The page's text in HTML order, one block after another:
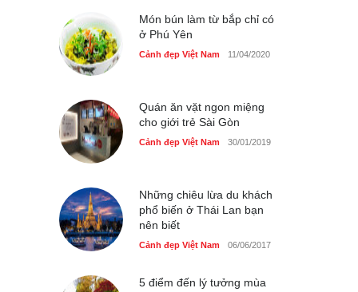
40 xe ôtô du lịch tự lái đầu
tiên qua cửa khẩu Móng Cái
Thực hư cây cầu gỗ dài
nhất Việt Nam bị ‘xóa sổ’
sau lũ
Bún cá thố và bánh canh
cốt dừa miền Tây ở Sài Gòn
Cảnh đẹp Việt Nam
dân dã ở Sài Gòn
Món bún làm từ bắp chỉ có
ở Phú Yên
Cảnh đẹp Việt Nam 11/04/2020
Quán ăn vặt ngon miệng
cho giới trẻ Sài Gòn
Cảnh đẹp Việt Nam 30/01/2019
Những chiêu lừa du khách
phổ biến ở Thái Lan bạn
nên biết
Cảnh đẹp Việt Nam 06/06/2017
5 điểm đến lý tưởng mùa